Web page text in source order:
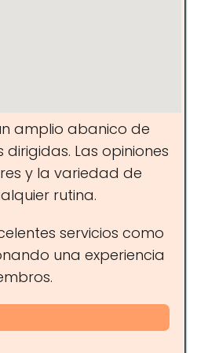
amplio abanico de
Las opiniones
y la variedad de
rutina.
servicios como
una experiencia